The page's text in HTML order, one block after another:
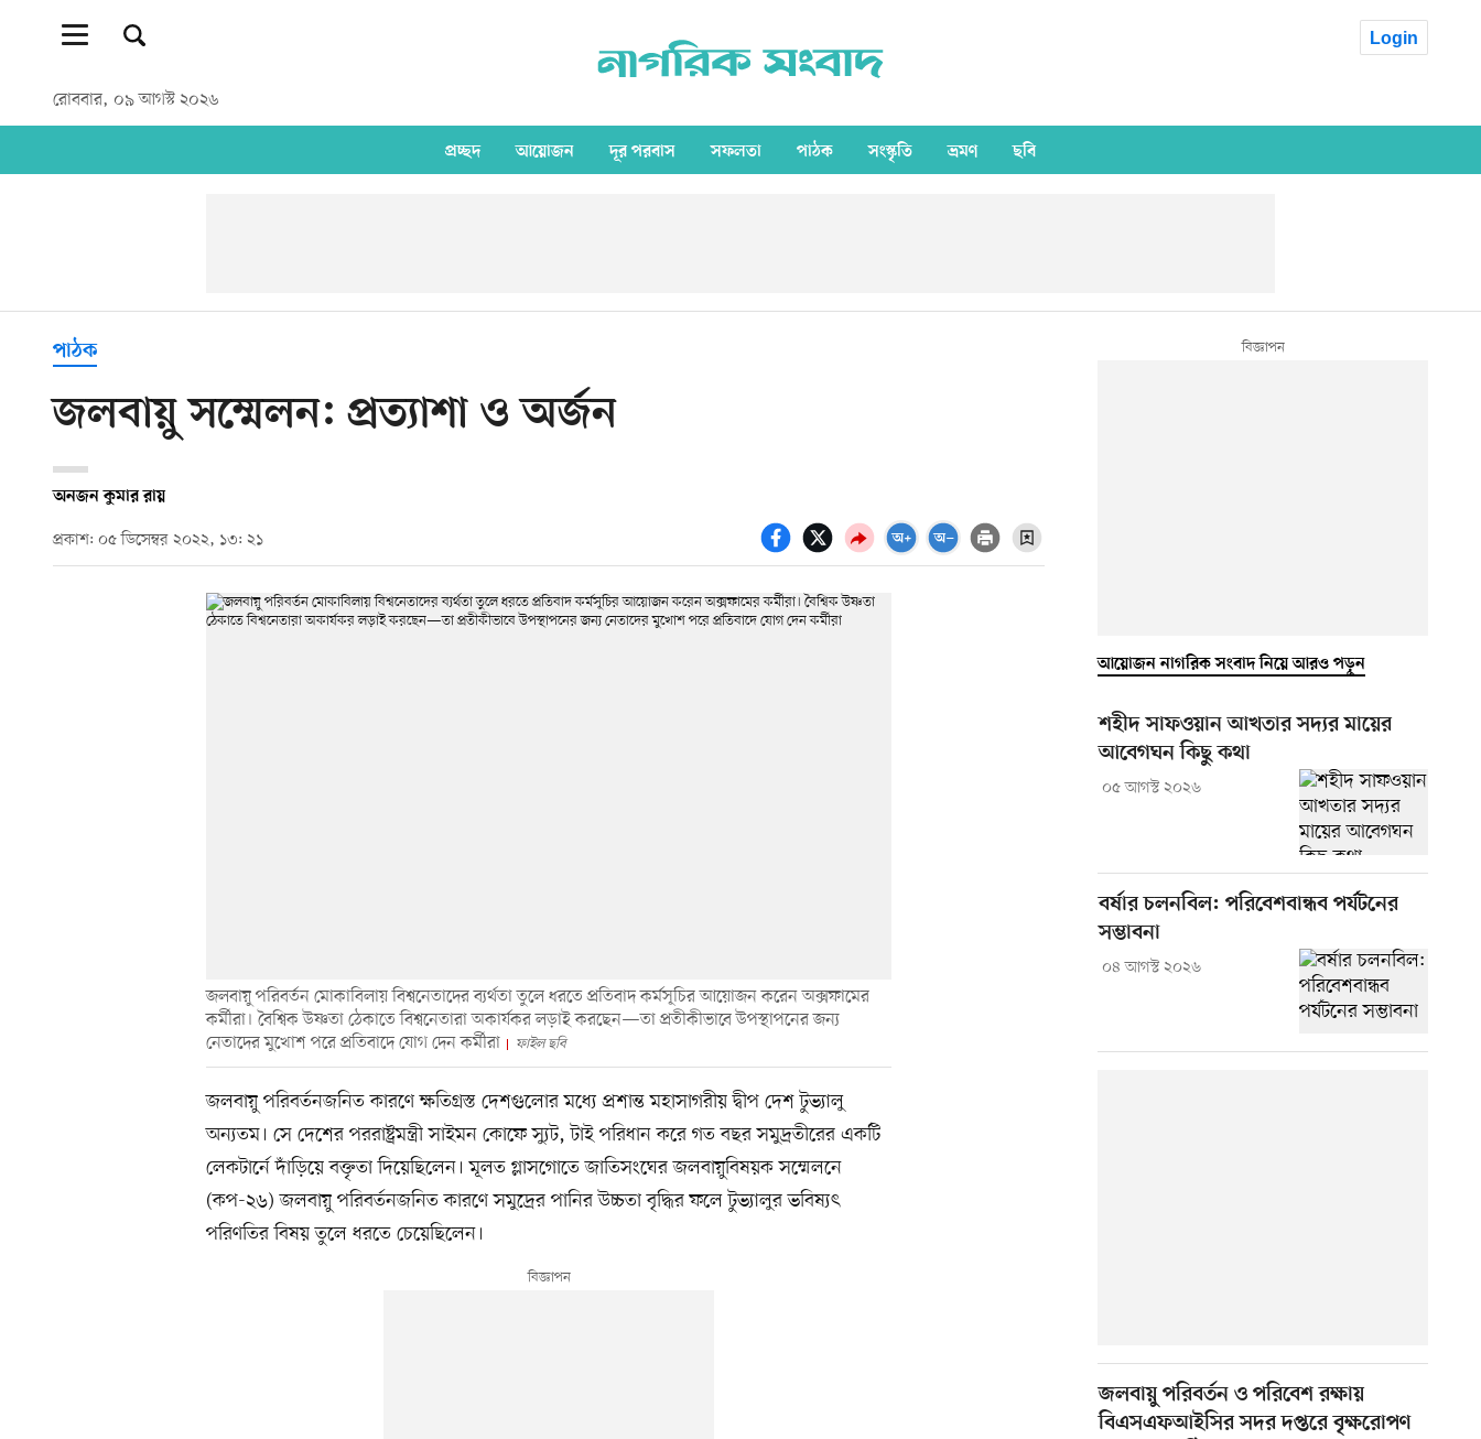
রোববার, ০৯ আগস্ট ২০২৬
Login
প্রচ্ছদ আয়োজন দূর পরবাস সফলতা পাঠক সংস্কৃতি ভ্রমণ ছবি
পাঠক
জলবায়ু সম্মেলন: প্রত্যাশা ও অর্জন
অনজন কুমার রায়
প্রকাশ: ০৫ ডিসেম্বর ২০২২, ১৩: ২১
জলবায়ু পরিবর্তন মোকাবিলায় বিশ্বনেতাদের ব্যর্থতা তুলে ধরতে প্রতিবাদ কর্মসূচির আয়োজন করেন অক্সফামের
কর্মীরা। বৈশ্বিক উষ্ণতা ঠেকাতে বিশ্বনেতারা অকার্যকর লড়াই করছেন—তা প্রতীকীভাবে উপস্থাপনের জন্য
নেতাদের মুখোশ পরে প্রতিবাদে যোগ দেন কর্মীরা
ফাইল ছবি
জলবায়ু পরিবর্তনজনিত কারণে ক্ষতিগ্রস্ত দেশগুলোর মধ্যে প্রশান্ত মহাসাগরীয় দ্বীপ দেশ টুভ্যালু
অন্যতম। সে দেশের পররাষ্ট্রমন্ত্রী সাইমন কোফে স্যুট, টাই পরিধান করে গত বছর সমুদ্রতীরের একটি
লেকটার্নে দাঁড়িয়ে বক্তৃতা দিয়েছিলেন। মূলত গ্লাসগোতে জাতিসংঘের জলবায়ুবিষয়ক সম্মেলনে
(কপ-২৬) জলবায়ু পরিবর্তনজনিত কারণে সমুদ্রের পানির উচ্চতা বৃদ্ধির ফলে টুভ্যালুর ভবিষ্যৎ
পরিণতির বিষয় তুলে ধরতে চেয়েছিলেন।
আয়োজন নাগরিক সংবাদ নিয়ে আরও পড়ুন
শহীদ সাফওয়ান আখতার সদ্যর মায়ের
আবেগঘন কিছু কথা
০৫ আগস্ট ২০২৬
বর্ষার চলনবিল: পরিবেশবান্ধব পর্যটনের
সম্ভাবনা
০৪ আগস্ট ২০২৬
জলবায়ু পরিবর্তন ও পরিবেশ রক্ষায়
বিএসএফআইসির সদর দপ্তরে বৃক্ষরোপণ